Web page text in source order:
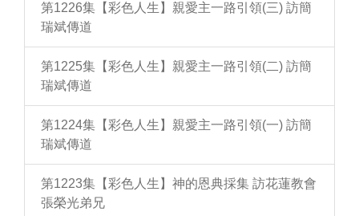
第1226集【彩色人生】親愛主一路引領(三) 訪簡
瑞斌傳道
第1225集【彩色人生】親愛主一路引領(二) 訪簡
瑞斌傳道
第1224集【彩色人生】親愛主一路引領(一) 訪簡
瑞斌傳道
第1223集【彩色人生】神的恩典採集 訪花蓮教會
張榮光弟兄